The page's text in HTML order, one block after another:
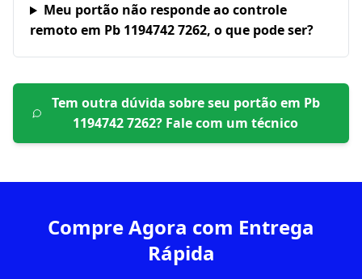
Meu portão não responde ao controle
remoto em Pb 1194742 7262, o que pode ser?
Tem outra dúvida sobre seu portão em Pb
1194742 7262? Fale com um técnico
Compre Agora com Entrega
Rápida